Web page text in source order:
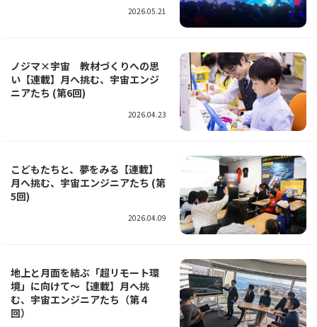
2026.05.21
ノジマ×宇宙 教材づくりへの思
い【連載】月へ挑む、宇宙エンジ
ニアたち (第6回)
2026.04.23
こどもたちと、夢をみる【連載】
月へ挑む、宇宙エンジニアたち (第
5回)
2026.04.09
地上と月面を結ぶ「超リモート環
境」に向けて～【連載】月へ挑
む、宇宙エンジニアたち（第４
回）